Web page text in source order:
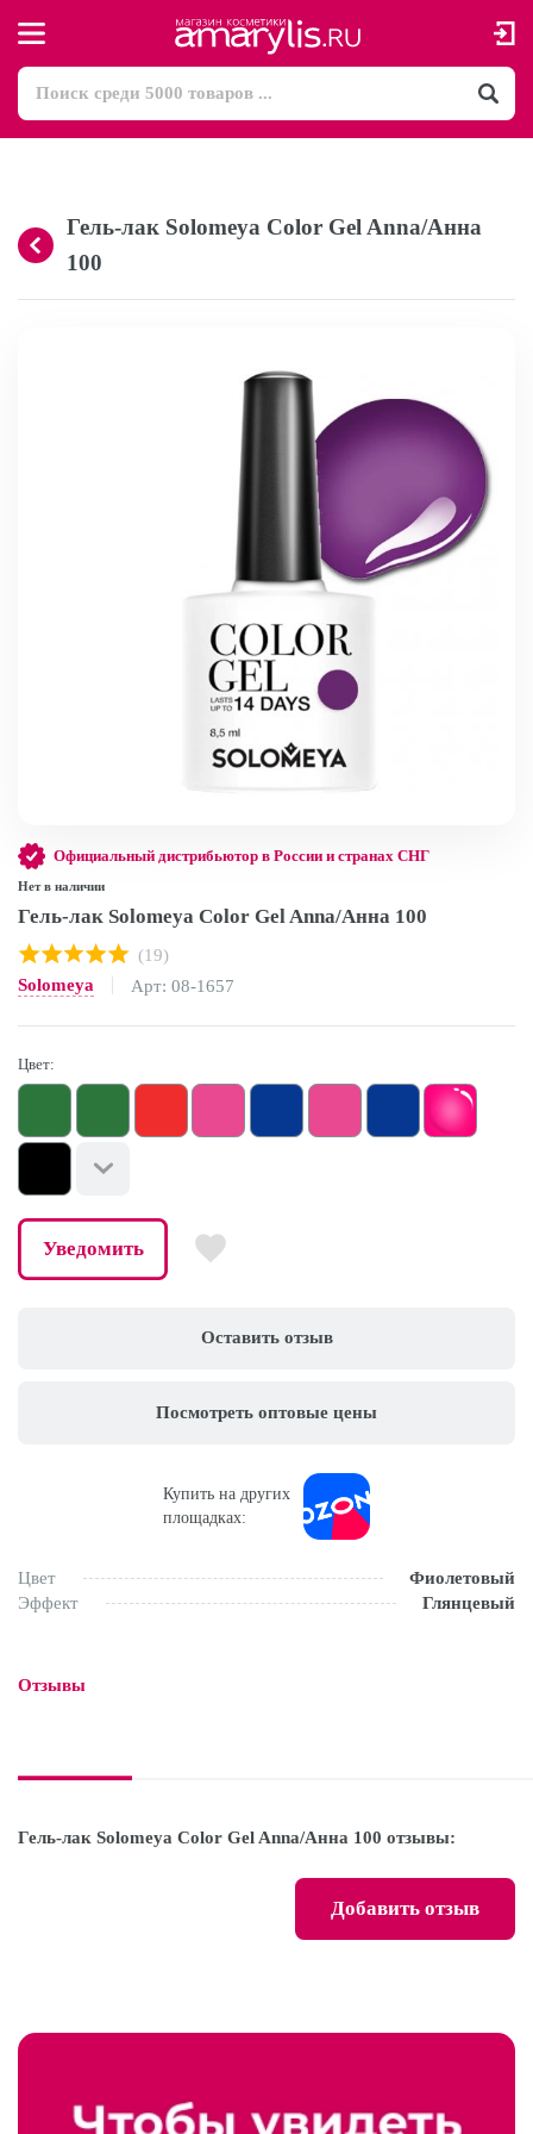
Гель-лак Solomeya Color Gel Anna/Анна
100
Оставить отзыв
Посмотреть оптовые цены
Купить на других
площадках:
Цвет
Фиолетовый
Эффект
Глянцевый
Официальный дистрибьютор в России и странах СНГ
Нет в наличии
Гель-лак Solomeya Color Gel Anna/Анна 100
(19)
Solomeya
Арт: 08-1657
Уведомить
Цвет:
Отзывы
Гель-лак Solomeya Color Gel Anna/Анна 100 отзывы:
Добавить отзыв